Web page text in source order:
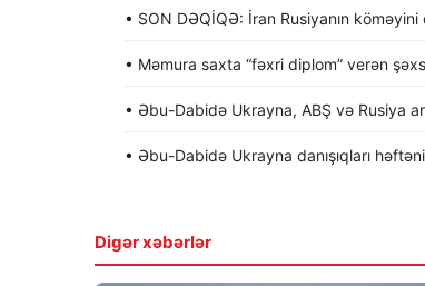
• SON DƏQİQƏ: İran Rusiyanın
• Məmura saxta “fəxri diplom” verən
• Əbu-Dabidə Ukrayna, ABŞ və Rusiya
• Əbu-Dabidə Ukrayna danışıqları
Digər xəbərlər